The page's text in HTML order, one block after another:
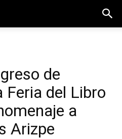
de
Feria del Libro
a
Arizpe